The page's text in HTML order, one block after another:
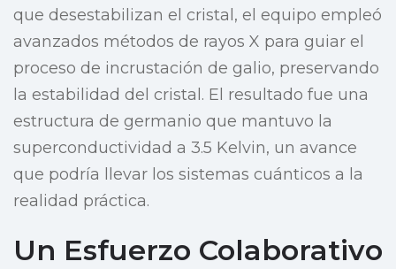
que desestabilizan el cristal, el equipo empleó
avanzados métodos de rayos X para guiar el
proceso de incrustación de galio, preservando
la estabilidad del cristal. El resultado fue una
estructura de germanio que mantuvo la
superconductividad a 3.5 Kelvin, un avance
que podría llevar los sistemas cuánticos a la
realidad práctica.
Un Esfuerzo Colaborativo